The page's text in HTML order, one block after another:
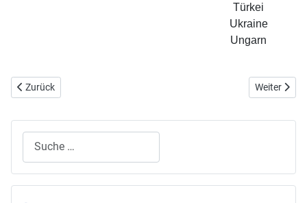
Türkei
Ukraine
Ungarn
Vorheriger Beitrag: Der bivalente Antrieb mit Autogas / Flüssiggas /
Zurück Nächster
Weiter
Suchen